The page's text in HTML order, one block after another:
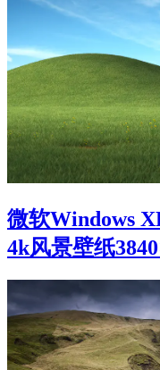
微软Windows
4k风景壁纸